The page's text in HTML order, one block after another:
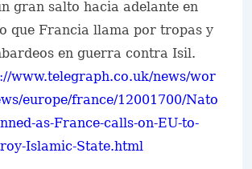
gran salto hacia adelante en
que Francia llama por tropas y
en guerra contra Isil.
www.telegraph.co.uk/news/wor
europe/france/12001700/Nato
as-France-calls-on-EU-to-
Islamic-State.html